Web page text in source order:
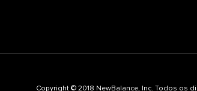
Copyright © 2018 NewBalance, Inc. Todos os